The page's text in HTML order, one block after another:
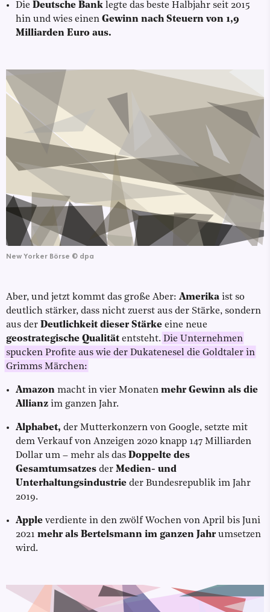
Die Deutsche Bank legte das beste Halbjahr seit 2015
hin und wies einen Gewinn nach Steuern von 1,9
Milliarden Euro aus.
New Yorker Börse © dpa
Aber, und jetzt kommt das große Aber: Amerika ist so
deutlich stärker, dass nicht zuerst aus der Stärke, sondern
aus der Deutlichkeit dieser Stärke eine neue
geostrategische Qualität entsteht. Die Unternehmen
spucken Profite aus wie der Dukatenesel die Goldtaler in
Grimms Märchen:
Amazon macht in vier Monaten mehr Gewinn als die
Allianz im ganzen Jahr.
Alphabet, der Mutterkonzern von Google, setzte mit
dem Verkauf von Anzeigen 2020 knapp 147 Milliarden
Dollar um – mehr als das Doppelte des
Gesamtumsatzes der Medien- und
Unterhaltungsindustrie der Bundesrepublik im Jahr
2019.
Apple verdiente in den zwölf Wochen von April bis Juni
2021 mehr als Bertelsmann im ganzen Jahrumsetzen
wird.